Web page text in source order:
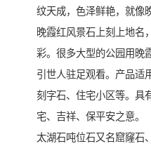
纹天成，色泽鲜艳，就像
晚霞红风景石上刻上地名
彩。很多大型的公园用晚
引世人驻足观看。产品适
刻字石、住宅小区等。具
宅、吉祥、保平安之意。
太湖石吨位石又名窟窿石